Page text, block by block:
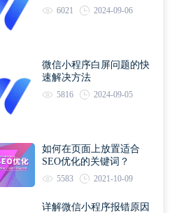
6021 2024-09-06
微信小程序白屏问题的快
速解决方法
5816 2024-09-05
如何在页面上放置适合
SEO优化的关键词？
5583 2021-10-09
详解微信小程序报错原因